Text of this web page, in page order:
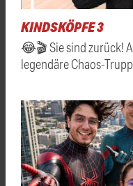
KINDSKÖPFE 3
😂🎬 Sie sind zurück!
legendäre Chaos-